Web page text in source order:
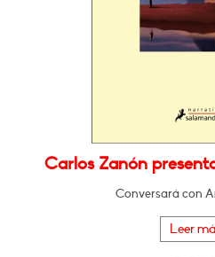
Carlos Zanón
Conversará con
Leer